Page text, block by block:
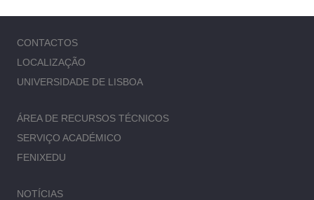
CONTACTOS
LOCALIZAÇÃO
UNIVERSIDADE DE LISBOA
ÁREA DE RECURSOS TÉCNICOS
SERVIÇO ACADÉMICO
FENIXEDU
NOTÍCIAS